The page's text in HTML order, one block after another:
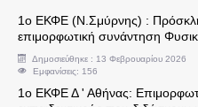
Υπεύθυνοι
Άδειες
1ο ΕΚΦΕ (Ν.Σμύρνης) :
επιμορφωτική συνάντηση
Δημοσιεύθηκε : 13 Φεβρουαρίου 2026
Εμφανίσεις: 156
1ο ΕΚΦΕ Δ ' Αθήνας: